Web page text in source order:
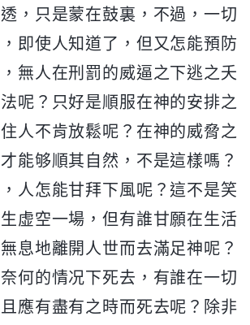
，只是蒙在鼓裏，不過，一切
即使人知道了，但又怎能預防
無人在刑罰的威逼之下逃之夭
呢？只好是順服在神的安排之
人不肯放鬆呢？在神的威脅之
能够順其自然，不是這樣嗎？
人怎能甘拜下風呢？這不是笑
虚空一場，但有誰甘願在生活
息地離開人世而去滿足神呢？
何的情况下死去，有誰在一切
應有盡有之時而死去呢？除非